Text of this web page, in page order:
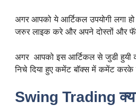
अगर आपको ये आर्टिकल उपयोगी लगा
जरुर लाइक करे और अपने दोस्तों और
अगर आपको इस आर्टिकल से जुडी हुयी
निचे दिया हुए कमेंट बॉक्स में कमेंट
Swing Trading क्या